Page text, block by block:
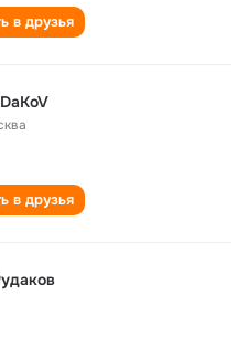
в друзья
в друзья